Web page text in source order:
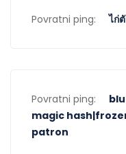
Povratni ping: ไก่
Povratni ping:
magic
patron